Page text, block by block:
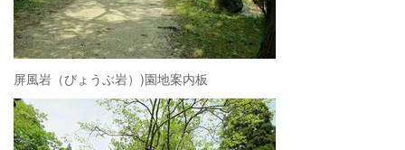
屏風岩（びょうぶ岩）)園地案内板